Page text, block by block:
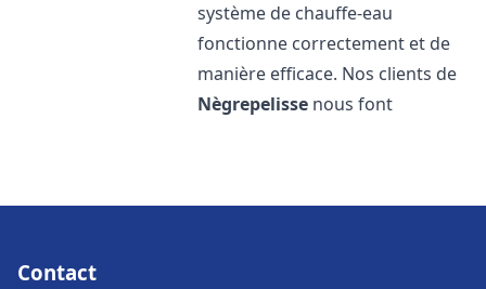
système de chauffe-eau
fonctionne correctement et de
manière efficace. Nos clients de
Nègrepelisse nous font
Contact